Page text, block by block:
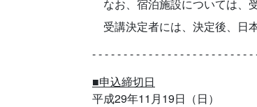
なお、宿泊施設については、
受講決定者には、決定後、日
- - - - - - - - - - - - - - - - - - - - - - - - -
■申込締切日
平成29年11月19日（日）